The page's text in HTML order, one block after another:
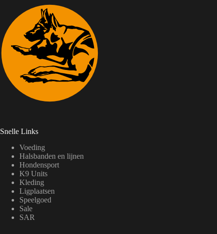
Snelle Links
Voeding
Halsbanden en lijnen
Hondensport
K9 Units
Kleding
Ligplaatsen
Speelgoed
Sale
SAR